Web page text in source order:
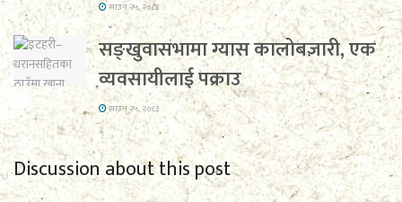
साउन २५, २०८३
सङ्खुवासभामा ग्यास कालोबजारी, एक
व्यवसायीलाई पक्राउ
साउन २५, २०८३
Discussion about this post